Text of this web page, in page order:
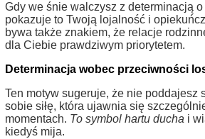
Gdy we śnie walczysz z determinacją
pokazuje to Twoją lojalność i
bywa także znakiem, że relacje
dla Ciebie prawdziwym priorytetem.
Determinacja wobec przeciwności
Ten motyw sugeruje, że nie poddajesz
sobie siłę, która ujawnia się
momentach. To symbol hartu ducha i
kiedyś mija.